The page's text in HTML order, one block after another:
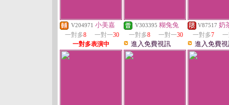
V204971 小美嘉
一對多8 一對一30
一對多表演中
V303395 糊兔兔
一對多8 一對一30
進入免費視訊
V87517 奶
一對多7
進入免費